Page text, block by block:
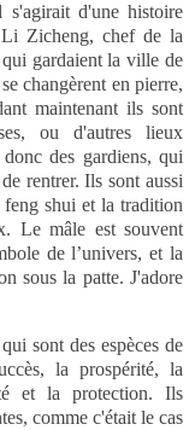
s'agirait d'une histoire
Zicheng, chef de la
gardaient la ville de
changèrent en pierre,
maintenant ils sont
ou d'autres lieux
des gardiens, qui
rentrer. Ils sont aussi
shui et la tradition
Le mâle est souvent
de l’univers, et la
sous la patte. J'adore
sont des espèces de
la prospérité, la
et la protection. Ils
comme c'était le cas